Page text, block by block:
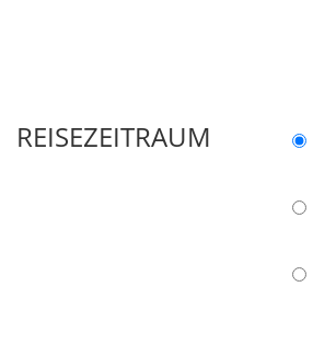
REISEZEITRAUM